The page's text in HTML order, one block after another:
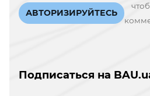
АВТОРИЗИРУЙТЕСЬ
Подписаться на